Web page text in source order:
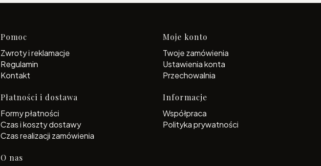
Linki w stopce
Pomoc
Zwroty i reklamacje
Regulamin
Kontakt
Moje konto
Twoje zamówienia
Ustawienia konta
Przechowalnia
Płatności i dostawa
Formy płatności
Czas i koszty dostawy
Czas realizacji zamówienia
Informacje
Współpraca
Polityka prywatności
O nas